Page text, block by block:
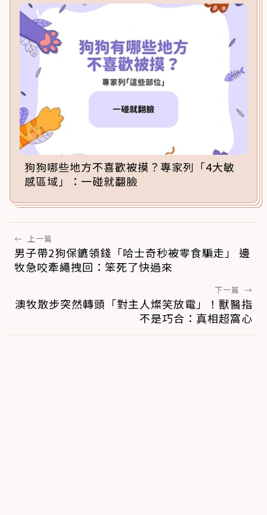
狗狗哪些地方不喜歡被摸？專家列「4大敏
感區域」：一碰就翻臉
← 上一篇
男子帶2狗保鑣領錢「哈士奇秒被零食騙走」 邊
牧急咬牽繩拽回：笨死了快過來
下一篇 →
澳牧散步突然轉頭「對主人燦笑放電」！獸醫指
不是巧合：真相超窩心